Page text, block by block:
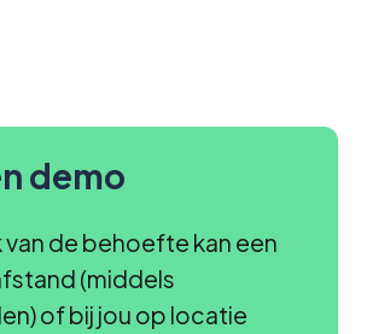
demo
van de behoefte kan een
(middels
of bij jou op locatie